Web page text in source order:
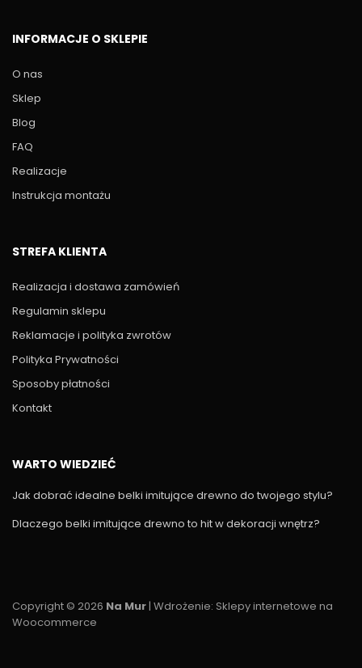
INFORMACJE O SKLEPIE
O nas
Sklep
Blog
FAQ
Realizacje
Instrukcja montażu
STREFA KLIENTA
Realizacja i dostawa zamówień
Regulamin sklepu
Reklamacje i polityka zwrotów
Polityka Prywatności
Sposoby płatności
Kontakt
WARTO WIEDZIEĆ
Jak dobrać idealne belki imitujące drewno do twojego stylu?
Dlaczego belki imitujące drewno to hit w dekoracji wnętrz?
Copyright © 2026 Na Mur| Wdrożenie: Sklepy internetowe na
Woocommerce